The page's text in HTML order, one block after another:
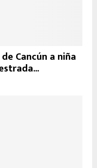
Cancún a niña